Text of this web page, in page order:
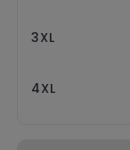
3XL
4XL